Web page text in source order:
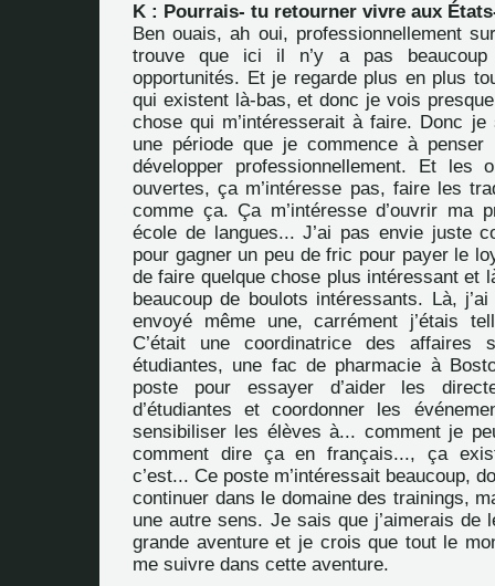
K : Pourrais- tu retourner vivre aux
Ben ouais, ah oui, professionnellement
trouve que ici il n’y a pas beaucoup
opportunités. Et je regarde plus en plus
qui existent là-bas, et donc je vois
chose qui m’intéresserait à faire. Donc
une période que je commence à
développer professionnellement. Et les
ouvertes, ça m’intéresse pas, faire les
comme ça. Ça m’intéresse d’ouvrir ma
école de langues... J’ai pas envie juste
pour gagner un peu de fric pour payer le
de faire quelque chose plus intéressant et
beaucoup de boulots intéressants. Là,
envoyé même une, carrément j’étais
C’était une coordinatrice des affaires
étudiantes, une fac de pharmacie à
poste pour essayer d’aider les
d’étudiantes et coordonner les
sensibiliser les élèves à... comment je
comment dire ça en français..., ça
c’est... Ce poste m’intéressait beaucoup,
continuer dans le domaine des trainings,
une autre sens. Je sais que j’aimerais de
grande aventure et je crois que tout le
me suivre dans cette aventure.